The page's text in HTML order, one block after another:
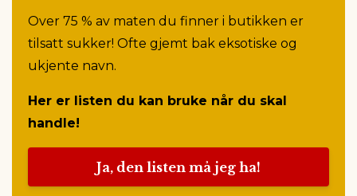
Over 75 % av maten du finner i butikken er
tilsatt sukker! Ofte gjemt bak eksotiske og
ukjente navn.
Her er listen du kan bruke når du skal
handle!
Ja, den listen må jeg ha!